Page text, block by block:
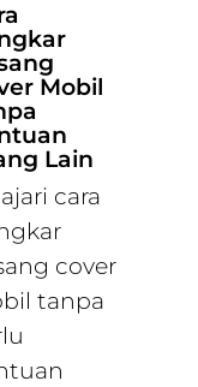
Mobil
Lain
cara
cover
tanpa